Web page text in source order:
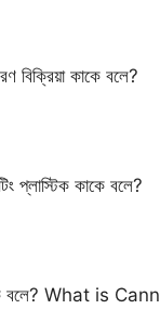
বিক্রিয়া কাকে বলে?
প্লাস্টিক কাকে বলে?
বলে? What is